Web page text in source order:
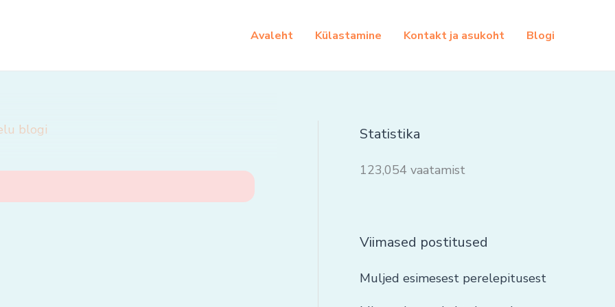
Avaleht Külastamine Kontakt ja asukoht Blogi
blogi
Statistika
123,054 vaatamist
Viimased postitused
Muljed esimesest perelepitusest